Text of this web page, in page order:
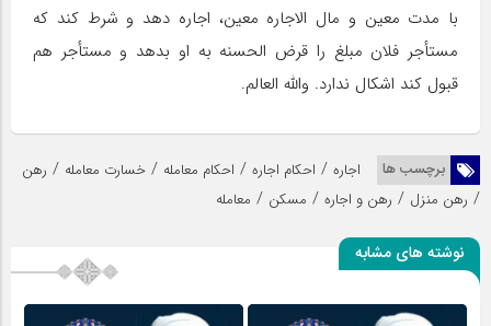
با مدت معین و مال الاجاره معین، اجاره دهد و شرط کند که
مستأجر فلان مبلغ را قرض الحسنه به او بدهد و مستأجر هم
قبول کند اشکال ندارد. والله العالم.
برچسب ها اجاره / احکام اجاره / احکام معامله / خسارت معامله / رهن
/ رهن منزل / رهن و اجاره / مسکن / معامله
نوشته های مشابه